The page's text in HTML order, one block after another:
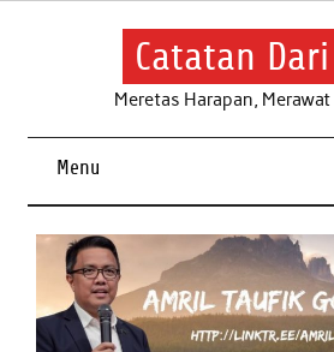
Skip
Catatan
Meretas Harapan,
Menu